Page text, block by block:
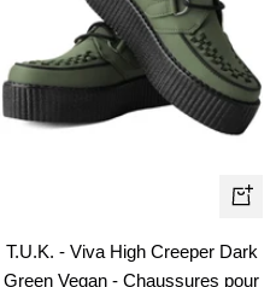
Apercu
T.U.K. - Viva High Creeper Dark
Green Vegan - Chaussures pour